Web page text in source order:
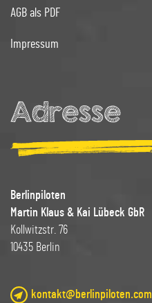
AGB als PDF
Impressum
Adresse
Berlinpiloten
Martin Klaus & Kai Lübeck GbR
Kollwitzstr. 76
10435 Berlin
kontakt@berlinpiloten.com